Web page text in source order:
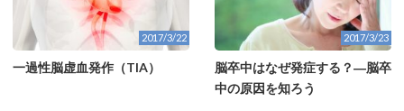
2017/3/22
一過性脳虚血発作（TIA）
2017/3/23
脳卒中はなぜ発症する？―脳卒
中の原因を知ろう